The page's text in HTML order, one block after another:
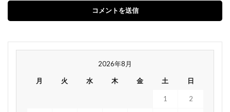
2026年8月
月 火 水 木 金 土 日
1 2